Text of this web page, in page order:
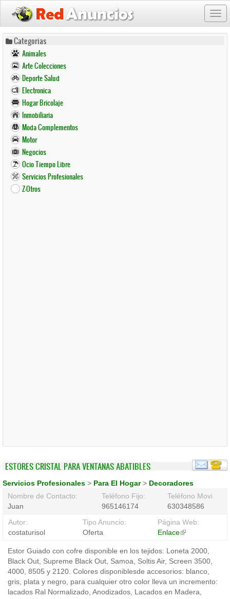
Pasar
contenido
principal
Categorias
Animales
Arte Colecciones
Deporte Salud
Electronica
Hogar Bricolaje
Inmobiliaria
Moda Complementos
Motor
Negocios
Ocio Tiempo Libre
Servicios Profesionales
Z-Otros
ESTORES CRISTAL PARA VENTANAS ABATIBLES
Servicios Profesionales > Para El Hogar> Decoradores
Nombre de Contacto:
Juan
Teléfono Fijo:
965146174
Teléfono Movil:
630348586
Autor:
costaturisol
Tipo Anuncio:
Oferta
Página Web:
Enlace(link
external)
Estor Guiado con cofre disponible en los tejidos: Loneta 2000,
Black Out, Supreme Black Out, Samoa, Soltis Air, Screen 3500,
4000, 8505 y 2120. Colores disponiblesde accesorios: blanco,
gris, plata y negro, para cualquier otro color lleva un incremento:
lacados Ral Normalizado, Anodizados, Lacados en Madera,